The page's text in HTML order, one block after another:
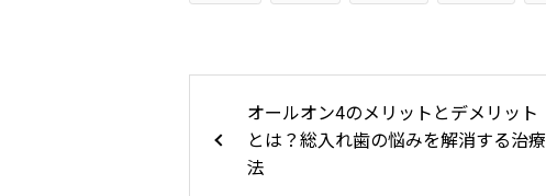
オールオン4のメリットとデメリット
とは？総入れ歯の悩みを解消する治療
法